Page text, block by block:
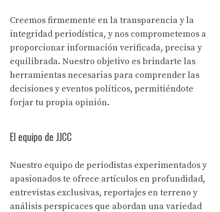
Creemos firmemente en la transparencia y la
integridad periodística, y nos comprometemos a
proporcionar información verificada, precisa y
equilibrada. Nuestro objetivo es brindarte las
herramientas necesarias para comprender las
decisiones y eventos políticos, permitiéndote
forjar tu propia opinión.
El equipo de JJCC
Nuestro equipo de periodistas experimentados y
apasionados te ofrece artículos en profundidad,
entrevistas exclusivas, reportajes en terreno y
análisis perspicaces que abordan una variedad